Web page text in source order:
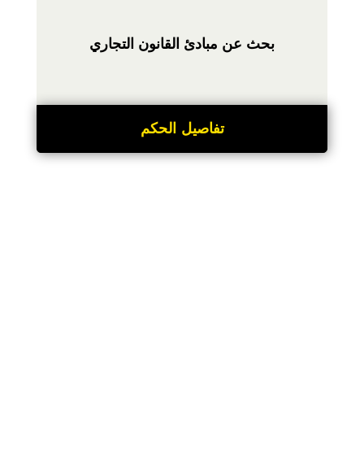
بحث عن مبادئ القانون التجاري
تفاصيل الحكم